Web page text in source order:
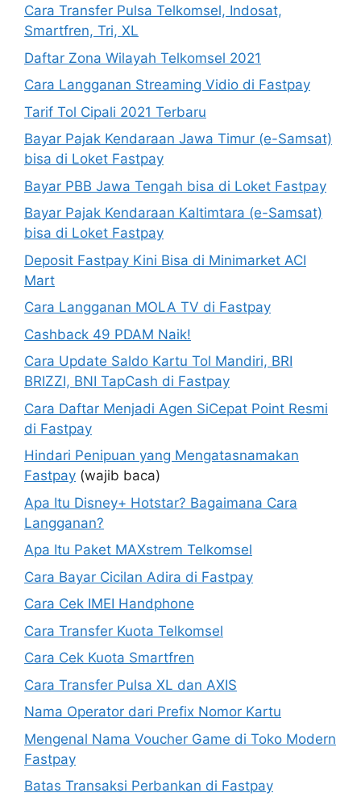
Cara Transfer Pulsa Telkomsel, Indosat,
Smartfren, Tri, XL
Daftar Zona Wilayah Telkomsel 2021
Cara Langganan Streaming Vidio di Fastpay
Tarif Tol Cipali 2021 Terbaru
Bayar Pajak Kendaraan Jawa Timur (e-Samsat)
bisa di Loket Fastpay
Bayar PBB Jawa Tengah bisa di Loket Fastpay
Bayar Pajak Kendaraan Kaltimtara (e-Samsat)
bisa di Loket Fastpay
Deposit Fastpay Kini Bisa di Minimarket ACI
Mart
Cara Langganan MOLA TV di Fastpay
Cashback 49 PDAM Naik!
Cara Update Saldo Kartu Tol Mandiri, BRI
BRIZZI, BNI TapCash di Fastpay
Cara Daftar Menjadi Agen SiCepat Point Resmi
di Fastpay
Hindari Penipuan yang Mengatasnamakan
Fastpay (wajib baca)
Apa Itu Disney+ Hotstar? Bagaimana Cara
Langganan?
Apa Itu Paket MAXstrem Telkomsel
Cara Bayar Cicilan Adira di Fastpay
Cara Cek IMEI Handphone
Cara Transfer Kuota Telkomsel
Cara Cek Kuota Smartfren
Cara Transfer Pulsa XL dan AXIS
Nama Operator dari Prefix Nomor Kartu
Mengenal Nama Voucher Game di Toko Modern
Fastpay
Batas Transaksi Perbankan di Fastpay